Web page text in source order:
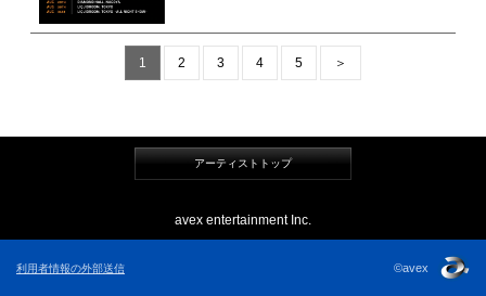
1 2 3 4 5 ＞
アーティストトップ
avex entertainment Inc.
利用者情報の外部送信 ©avex